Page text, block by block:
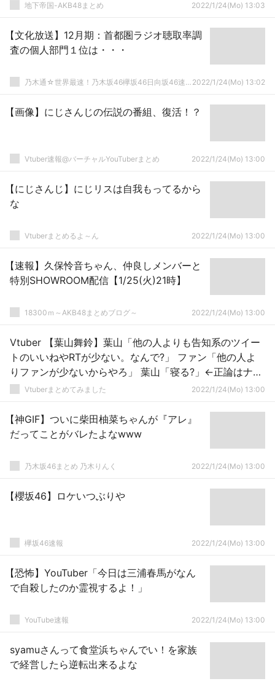
地下帝国-AKB48まとめ 2022/1/24(Mo) 13:03
【文化放送】12月期：首都圏ラジオ聴取率調
査の個人部門１位は・・・
乃木通☆世界最速！乃木坂46欅坂46日向坂46速報まとめ 2022/1/24(Mo) 13:02
【画像】にじさんじの伝説の番組、復活！？
Vtuber速報@バーチャルYouTuberまとめ 2022/1/24(Mo) 13:00
【にじさんじ】にじリスは自我もってるから
な
Vtuberまとめるよ～ん 2022/1/24(Mo) 13:00
【速報】久保怜音ちゃん、仲良しメンバーと
特別SHOWROOM配信【1/25(火)21時】
18300ｍ～AKB48まとめブログ～ 2022/1/24(Mo) 13:00
Vtuber 【葉山舞鈴】葉山「他の人よりも告知系のツイー
トのいいねやRTが少ない。なんで?」 ファン「他の人よ
りファンが少ないからやろ」 葉山「寝る?」←正論はナイ
フより鋭い…
Vtuberまとめてみました 2022/1/24(Mo) 13:00
【神GIF】ついに柴田柚菜ちゃんが『アレ』
だってことがバレたよなwww
乃木坂46まとめ 乃木りんく 2022/1/24(Mo) 13:00
【櫻坂46】ロケいつぶりや
欅坂46速報 2022/1/24(Mo) 13:00
【恐怖】YouTuber「今日は三浦春馬がなん
で自殺したのか霊視するよ！」
YouTube速報 2022/1/24(Mo) 13:00
syamuさんって食堂浜ちゃんでい！を家族
で経営したら逆転出来るよな